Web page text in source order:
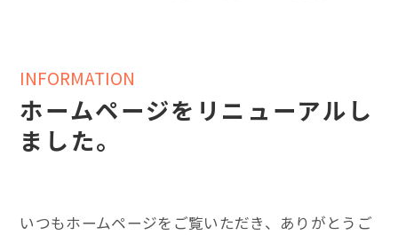
INFORMATION
ホームページをリニューアルし
ました。
いつもホームページをご覧いただき、ありがとうご